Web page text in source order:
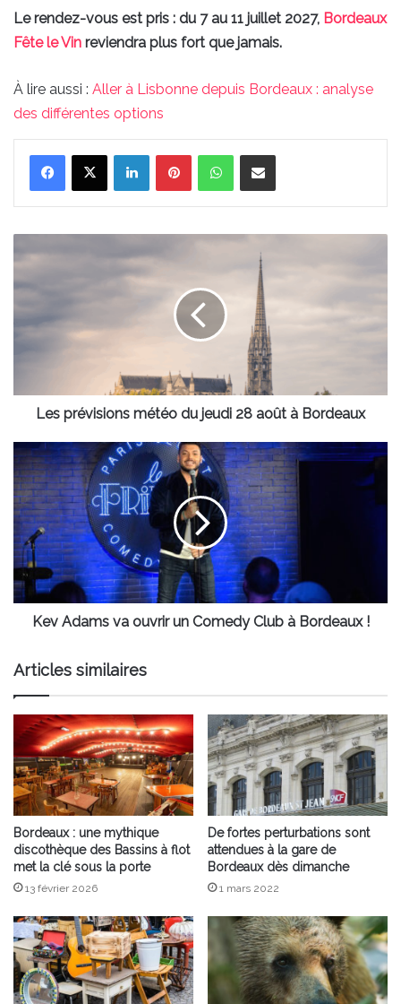
Le rendez-vous est pris : du 7 au 11 juillet 2027, Bordeaux
Fête le Vin reviendra plus fort que jamais.
À lire aussi : Aller à Lisbonne depuis Bordeaux : analyse
des différentes options
LinkedinPinterestWhatsAppPartager par email
prévisions
météo
Bordeaux
Les prévisions météo du jeudi 28 août à Bordeaux
Kev
Adams
va
ouvrir
un
Comedy
Club
à
Bordeaux
Kev Adams va ouvrir un Comedy Club à Bordeaux !
Articles similaires
Bordeaux : une mythique
discothèque des Bassins à flot
met la clé sous la porte
13 février 2026
De fortes perturbations sont
attendues à la gare de
Bordeaux dès dimanche
1 mars 2022